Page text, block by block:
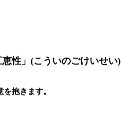
恵性」(こういのごけいせい)
抱きます。